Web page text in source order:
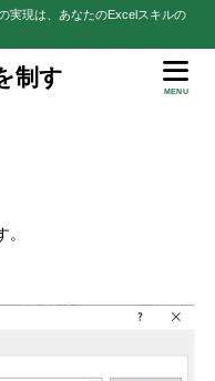
実現は、あなたのExcelスキルの
制す
MENU